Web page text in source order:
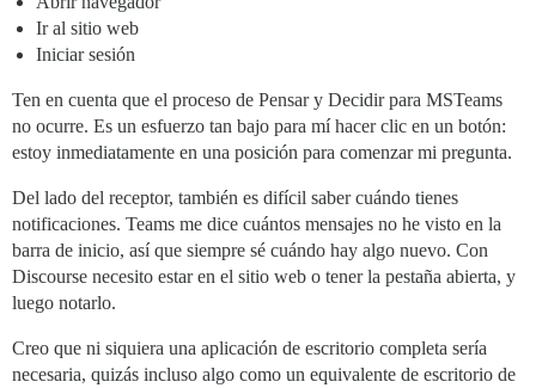
Ir al sitio web
Iniciar sesión
Ten en cuenta que el proceso de Pensar y Decidir para MSTeams
no ocurre. Es un esfuerzo tan bajo para mí hacer clic en un botón:
estoy inmediatamente en una posición para comenzar mi pregunta.
Del lado del receptor, también es difícil saber cuándo tienes
notificaciones. Teams me dice cuántos mensajes no he visto en la
barra de inicio, así que siempre sé cuándo hay algo nuevo. Con
Discourse necesito estar en el sitio web o tener la pestaña abierta, y
luego notarlo.
Creo que ni siquiera una aplicación de escritorio completa sería
necesaria, quizás incluso algo como un equivalente de escritorio de